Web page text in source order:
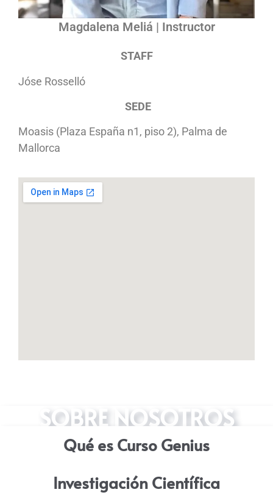
Magdalena Meliá | Instructor
STAFF
Jóse Rosselló
SEDE
Moasis (Plaza España n1, piso 2), Palma de
Mallorca
SOBRE NOSOTROS
Qué es Curso Genius
Investigación Científica